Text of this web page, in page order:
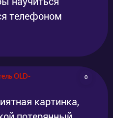
телефоном
OLD-
0
картинка,